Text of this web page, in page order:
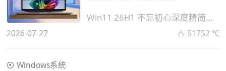
v28000.2525 无更新
Win11 26H1 不忘初心深度精简版系统
2026-07-27 51752 ℃
Windows系统